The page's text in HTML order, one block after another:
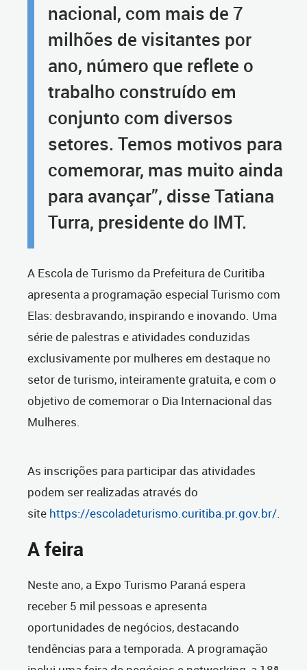
nacional, com mais de 7
milhões de visitantes por
ano, número que reflete o
trabalho construído em
conjunto com diversos
setores. Temos motivos para
comemorar, mas muito ainda
para avançar”, disse Tatiana
Turra, presidente do IMT.
A Escola de Turismo da Prefeitura de Curitiba
apresenta a programação especial Turismo com
Elas: desbravando, inspirando e inovando. Uma
série de palestras e atividades conduzidas
exclusivamente por mulheres em destaque no
setor de turismo, inteiramente gratuita, e com o
objetivo de comemorar o Dia Internacional das
Mulheres.
As inscrições para participar das atividades
podem ser realizadas através do
site https://escoladeturismo.curitiba.pr.gov.br/.
A feira
Neste ano, a Expo Turismo Paraná espera
receber 5 mil pessoas e apresenta
oportunidades de negócios, destacando
tendências para a temporada. A programação